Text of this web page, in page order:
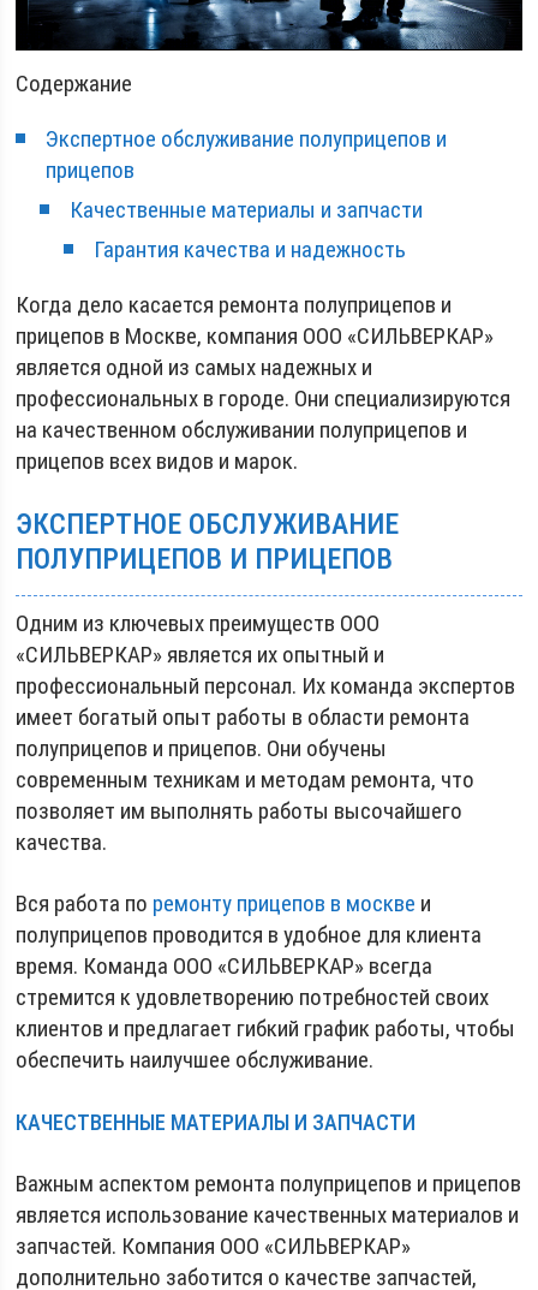
Содержание
Экспертное обслуживание полуприцепов и
прицепов
Качественные материалы и запчасти
Гарантия качества и надежность
Когда дело касается ремонта полуприцепов и
прицепов в Москве, компания ООО «СИЛЬВЕРКАР»
является одной из самых надежных и
профессиональных в городе. Они специализируются
на качественном обслуживании полуприцепов и
прицепов всех видов и марок.
ЭКСПЕРТНОЕ ОБСЛУЖИВАНИЕ
ПОЛУПРИЦЕПОВ И ПРИЦЕПОВ
Одним из ключевых преимуществ ООО
«СИЛЬВЕРКАР» является их опытный и
профессиональный персонал. Их команда экспертов
имеет богатый опыт работы в области ремонта
полуприцепов и прицепов. Они обучены
современным техникам и методам ремонта, что
позволяет им выполнять работы высочайшего
качества.
Вся работа по ремонту прицепов в москве и
полуприцепов проводится в удобное для клиента
время. Команда ООО «СИЛЬВЕРКАР» всегда
стремится к удовлетворению потребностей своих
клиентов и предлагает гибкий график работы, чтобы
обеспечить наилучшее обслуживание.
КАЧЕСТВЕННЫЕ МАТЕРИАЛЫ И ЗАПЧАСТИ
Важным аспектом ремонта полуприцепов и прицепов
является использование качественных материалов и
запчастей. Компания ООО «СИЛЬВЕРКАР»
дополнительно заботится о качестве запчастей,